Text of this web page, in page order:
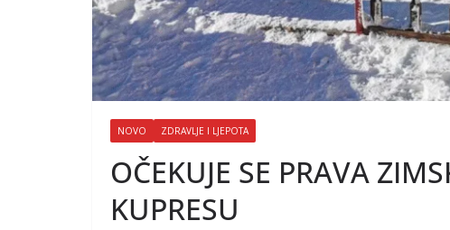
NOVO ZDRAVLJE I LJEPOTA
OČEKUJE SE PRAVA
KUPRESU